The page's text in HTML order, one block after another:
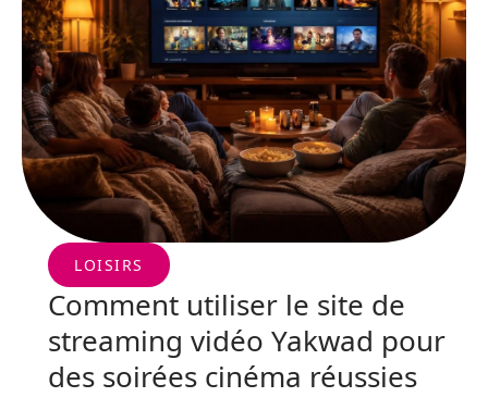
LOISIRS
Comment utiliser le site de
streaming vidéo Yakwad pour
des soirées cinéma réussies